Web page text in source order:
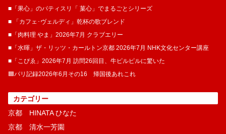
■「果心」のパティスリ「 菓​心」でまるごとシリーズ
■ 「カフェ･ヴェルディ」乾杯の歌ブレンド
■「肉料理 やま」2026年7月 クラブエリー
■「水暉」ザ・リッツ・カールトン京都 2026年7月 NHK文化センター講座
■「こぴゑ」2026年7月 訪問26回目、牛ピルピルに驚いた
🟦パリ記録2026年6月その16 帰国後あれこれ
カテゴリー
京都 HINATA ひなた
京都 清水一芳園